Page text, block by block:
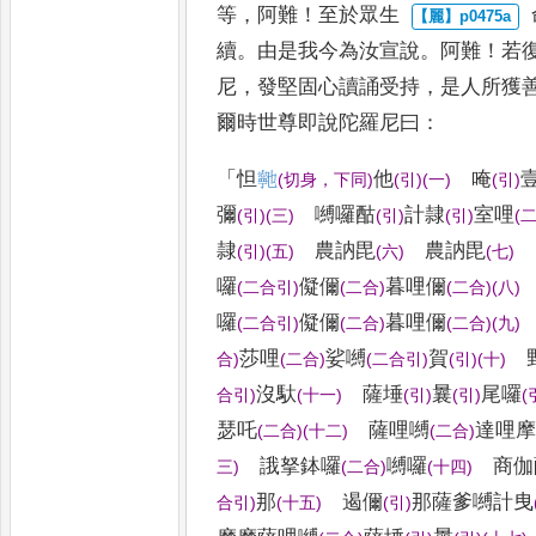
等 ， 阿難 ！ 至於眾生
續。 由是我今為汝宣說。 阿難 ！若
尼 ，發堅固心讀誦受持 ， 是人所獲
爾時世尊即說 陀羅尼曰 ：
「怛𭔞(切身 ，下同)他(引)(一) 唵(引)
彌(引)(三) 嚩囉酤(引)計隷(引)室哩(
隷(引)(五) 農訥毘(六) 農訥毘(七)
囉(二合引)儗儞(二合)暮哩儞(二合)(八)
囉(二合引)儗儞(二合)暮哩儞(二合)(九)
合)莎哩(二合)娑嚩(二合引)賀(引)(十)
合引)沒馱(十一) 薩埵(引)曩(引)尾囉(
瑟吒(二合)(十二) 薩哩嚩(二合)達哩摩
三) 誐拏鉢囉(二合)嚩囉(十四) 商伽
合引)那(十五) 遏儞(引)那薩爹嚩計曳